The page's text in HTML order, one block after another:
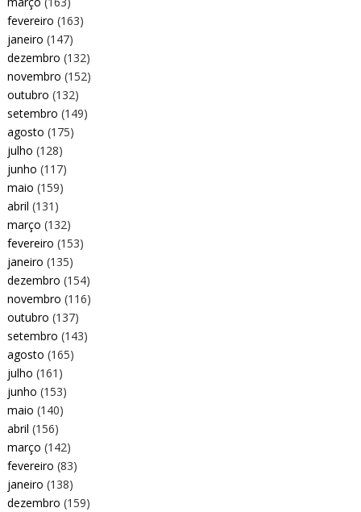
fevereiro (163)
janeiro (147)
dezembro (132)
novembro (152)
outubro (132)
setembro (149)
agosto (175)
julho (128)
junho (117)
maio (159)
abril (131)
março (132)
fevereiro (153)
janeiro (135)
dezembro (154)
novembro (116)
outubro (137)
setembro (143)
agosto (165)
julho (161)
junho (153)
maio (140)
abril (156)
março (142)
fevereiro (83)
janeiro (138)
dezembro (159)